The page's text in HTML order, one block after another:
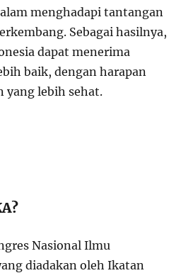
menghadapi tantangan
Sebagai hasilnya,
dapat menerima
baik, dengan harapan
yang lebih sehat.
Nasional Ilmu
diadakan oleh Ikatan